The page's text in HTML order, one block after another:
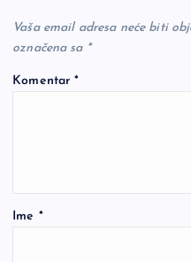
Vaša email adresa neće biti
označena sa *
Komentar*
Ime *